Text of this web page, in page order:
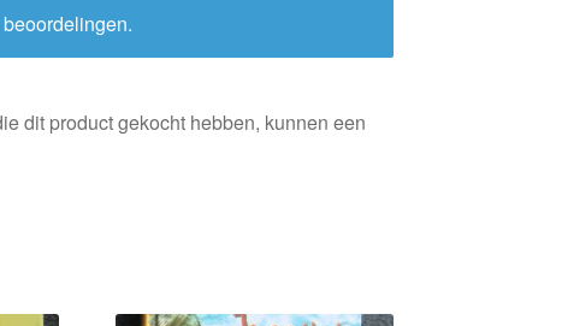
dit product gekocht hebben, kunnen een